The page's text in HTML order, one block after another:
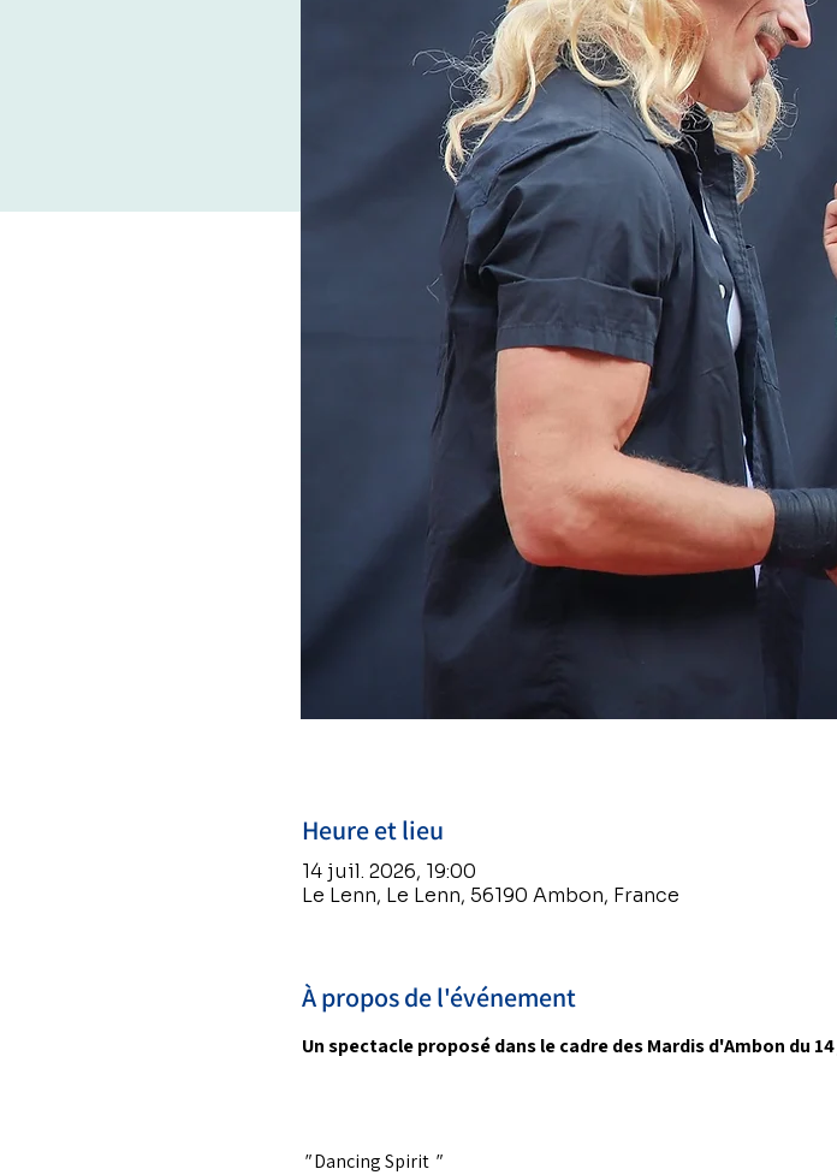
Heure et lieu
14 juil. 2026, 19:00
Le Lenn, Le Lenn, 56190 Ambon, France
À propos de l'événement
Un spectacle proposé dans le cadre des Mardis d'Ambon du
" Dancing Spirit "